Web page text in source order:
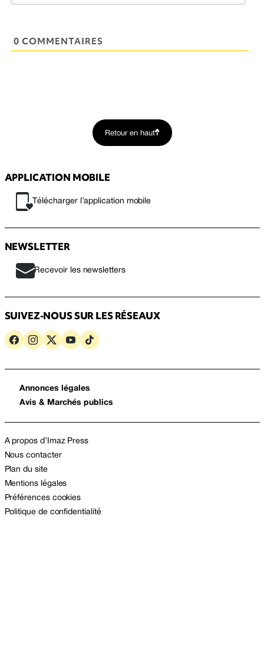
0 COMMENTAIRES
Retour en haut
APPLICATION MOBILE
Télécharger l’application mobile
NEWSLETTER
Recevoir les newsletters
SUIVEZ-NOUS SUR LES RÉSEAUX
Annonces légales
Avis & Marchés publics
A propos d’Imaz Press
Nous contacter
Plan du site
Mentions légales
Préférences cookies
Politique de confidentialité